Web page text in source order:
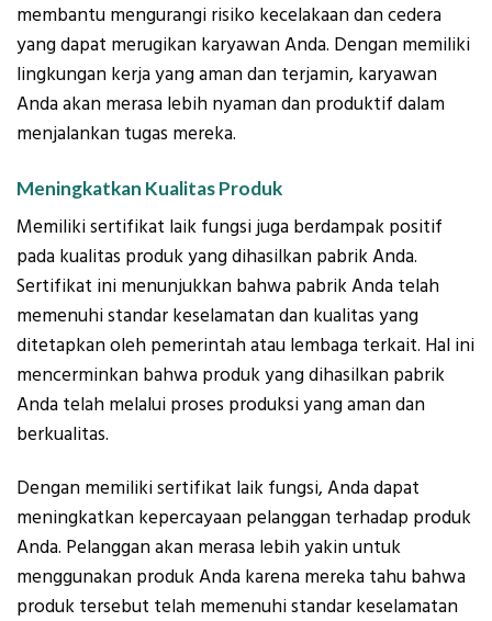
membantu mengurangi risiko kecelakaan dan cedera
yang dapat merugikan karyawan Anda. Dengan memiliki
lingkungan kerja yang aman dan terjamin, karyawan
Anda akan merasa lebih nyaman dan produktif dalam
menjalankan tugas mereka.
Meningkatkan Kualitas Produk
Memiliki sertifikat laik fungsi juga berdampak positif
pada kualitas produk yang dihasilkan pabrik Anda.
Sertifikat ini menunjukkan bahwa pabrik Anda telah
memenuhi standar keselamatan dan kualitas yang
ditetapkan oleh pemerintah atau lembaga terkait. Hal ini
mencerminkan bahwa produk yang dihasilkan pabrik
Anda telah melalui proses produksi yang aman dan
berkualitas.
Dengan memiliki sertifikat laik fungsi, Anda dapat
meningkatkan kepercayaan pelanggan terhadap produk
Anda. Pelanggan akan merasa lebih yakin untuk
menggunakan produk Anda karena mereka tahu bahwa
produk tersebut telah memenuhi standar keselamatan